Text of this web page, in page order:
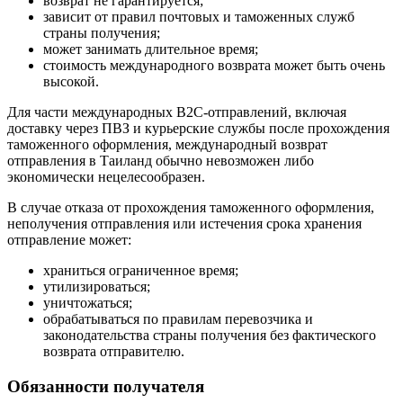
зависит от правил почтовых и таможенных служб
страны получения;
может занимать длительное время;
стоимость международного возврата может быть очень
высокой.
Для части международных B2C-отправлений, включая
доставку через ПВЗ и курьерские службы после прохождения
таможенного оформления, международный возврат
отправления в Таиланд обычно невозможен либо
экономически нецелесообразен.
В случае отказа от прохождения таможенного оформления,
неполучения отправления или истечения срока хранения
отправление может:
храниться ограниченное время;
утилизироваться;
уничтожаться;
обрабатываться по правилам перевозчика и
законодательства страны получения без фактического
возврата отправителю.
Обязанности получателя